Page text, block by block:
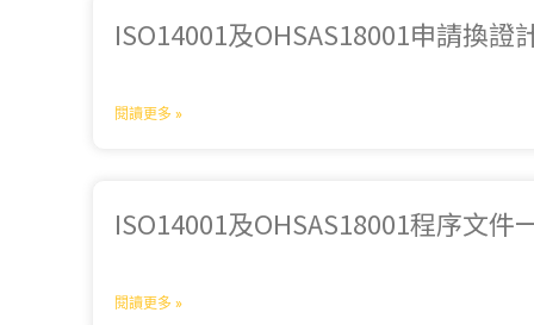
ISO14001及OHSAS18001申請換證
閱讀更多 »
ISO14001及OHSAS18001程序文件
閱讀更多 »